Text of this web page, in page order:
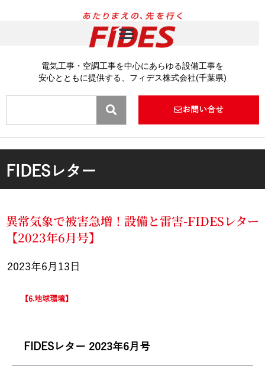
電気工事・空調工事を中心にあらゆる設備工事を
安心とともに提供する、フィデス株式会社(千葉県)
お問い合せ
FIDESレター
異常気象で被害急増！設備と雷害-FIDESレター
【2023年6月号】
2023年6月13日
6.地球環境
FIDESレター 2023年6月号